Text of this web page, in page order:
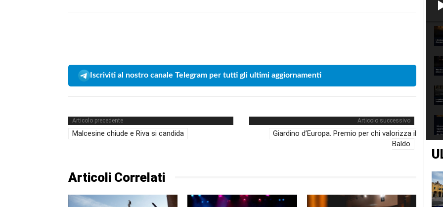
Iscriviti al nostro canale Telegram per tutti gli ultimi aggiornamenti
Articolo precedente
Malcesine chiude e Riva si candida
Articolo successivo
Giardino d’Europa. Premio per chi valorizza il
Baldo
Articoli Correlati